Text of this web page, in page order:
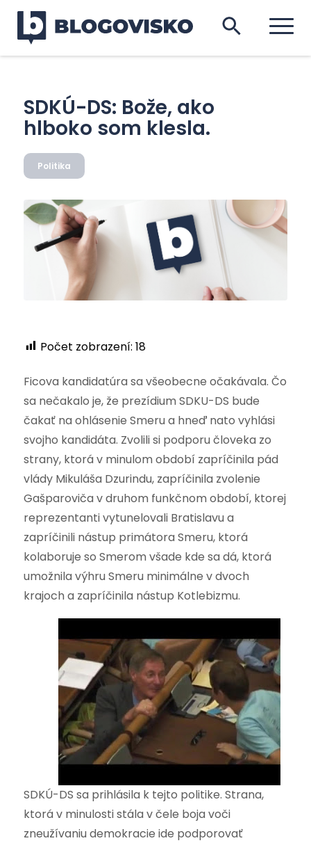
SDKÚ-DS: Bože, ako
hlboko som klesla.
Politika
Počet zobrazení: 18
Ficova kandidatúra sa všeobecne očakávala. Čo
sa nečakalo je, že prezídium SDKU-DS bude
čakať na ohlásenie Smeru a hneď nato vyhlási
svojho kandidáta. Zvolili si podporu človeka zo
strany, ktorá v minulom období zapríčinila pád
vlády Mikuláša Dzurindu, zapríčinila zvolenie
Gašparoviča v druhom funkčnom období, ktorej
reprezentanti vytunelovali Bratislavu a
zapríčinili nástup primátora Smeru, ktorá
kolaboruje so Smerom všade kde sa dá, ktorá
umožnila výhru Smeru minimálne v dvoch
krajoch a zapríčinila nástup Kotlebizmu.
SDKÚ-DS sa prihlásila k tejto politike. Strana,
ktorá v minulosti stála v čele boja voči
zneužívaniu demokracie ide podporovať